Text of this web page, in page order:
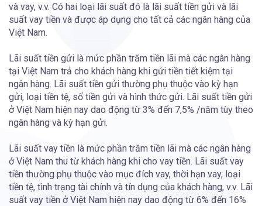
và vay, v.v. Có hai loại lãi suất đó là lãi suất tiền gửi và lãi
suất vay tiền và được áp dụng cho tất cả các ngân hàng của
Việt Nam.
Lãi suất tiền gửi là mức phần trăm tiền lãi mà các ngân hàng
tại Việt Nam trả cho khách hàng khi gửi tiền tiết kiệm tại
ngân hàng. Lãi suất tiền gửi thường phụ thuộc vào kỳ hạn
gửi, loại tiền tệ, số tiền gửi và hình thức gửi. Lãi suất tiền gửi
ở Việt Nam hiện nay dao động từ 3% đến 7,5% /năm tùy theo
ngân hàng và kỳ hạn gửi.
Lãi suất vay tiền là mức phần trăm tiền lãi mà các ngân hàng
ở Việt Nam thu từ khách hàng khi cho vay tiền. Lãi suất vay
tiền thường phụ thuộc vào mục đích vay, thời hạn vay, loại
tiền tệ, tình trạng tài chính và tín dụng của khách hàng, v.v. Lãi
suất vay tiền ở Việt Nam hiện nay dao động từ 6% đến 16%